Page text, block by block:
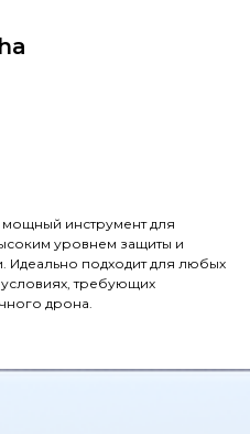
мощный инструмент для
уровнем защиты и
Идеально подходит для любых
требующих
дрона.